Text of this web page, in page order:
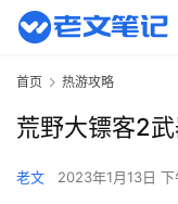
首页 热游攻略
荒野大镖客2
老文 2023年1月13日 下